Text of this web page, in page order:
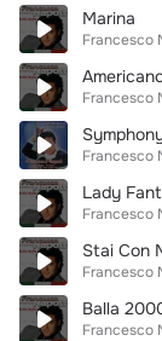
Marina
Francesco
Francesco
Francesco
Lady
Francesco
Stai Con
Francesco
Balla
Francesco